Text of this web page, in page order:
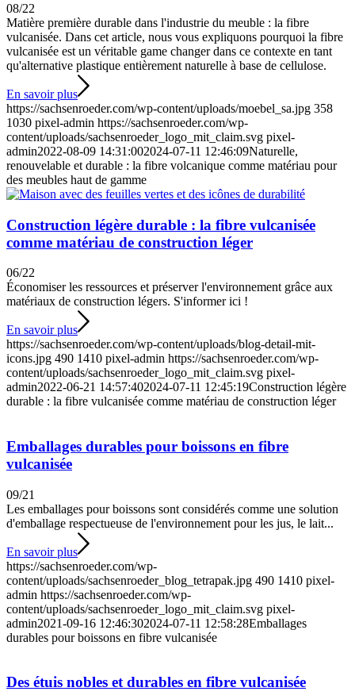
08/22
Matière première durable dans l'industrie du meuble : la fibre
vulcanisée. Dans cet article, nous vous expliquons pourquoi la fibre
vulcanisée est un véritable game changer dans ce contexte en tant
qu'alternative plastique entièrement naturelle à base de cellulose.
En savoir plus
https://sachsenroeder.com/wp-content/uploads/moebel_sa.jpg 358
1030 pixel-admin https://sachsenroeder.com/wp-
content/uploads/sachsenroeder_logo_mit_claim.svg pixel-
admin2022-08-09 14:31:002024-07-11 12:46:09Naturelle,
renouvelable et durable : la fibre volcanique comme matériau pour
des meubles haut de gamme
Construction légère durable : la fibre vulcanisée
comme matériau de construction léger
06/22
Économiser les ressources et préserver l'environnement grâce aux
matériaux de construction légers. S'informer ici !
En savoir plus
https://sachsenroeder.com/wp-content/uploads/blog-detail-mit-
icons.jpg 490 1410 pixel-admin https://sachsenroeder.com/wp-
content/uploads/sachsenroeder_logo_mit_claim.svg pixel-
admin2022-06-21 14:57:402024-07-11 12:45:19Construction légère
durable : la fibre vulcanisée comme matériau de construction léger
Emballages durables pour boissons en fibre
vulcanisée
09/21
Les emballages pour boissons sont considérés comme une solution
d'emballage respectueuse de l'environnement pour les jus, le lait...
En savoir plus
https://sachsenroeder.com/wp-
content/uploads/sachsenroeder_blog_tetrapak.jpg 490 1410 pixel-
admin https://sachsenroeder.com/wp-
content/uploads/sachsenroeder_logo_mit_claim.svg pixel-
admin2021-09-16 12:46:302024-07-11 12:58:28Emballages
durables pour boissons en fibre vulcanisée
Des étuis nobles et durables en fibre vulcanisée